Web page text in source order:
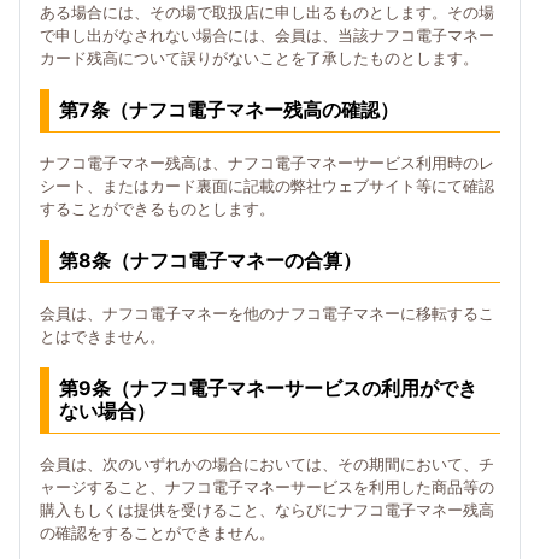
ある場合には、その場で取扱店に申し出るものとします。その場
で申し出がなされない場合には、会員は、当該ナフコ電子マネー
カード残高について誤りがないことを了承したものとします。
第7条（ナフコ電子マネー残高の確認）
ナフコ電子マネー残高は、ナフコ電子マネーサービス利用時のレ
シート、またはカード裏面に記載の弊社ウェブサイト等にて確認
することができるものとします。
第8条（ナフコ電子マネーの合算）
会員は、ナフコ電子マネーを他のナフコ電子マネーに移転するこ
とはできません。
第9条（ナフコ電子マネーサービスの利用ができ
ない場合）
会員は、次のいずれかの場合においては、その期間において、チ
ャージすること、ナフコ電子マネーサービスを利用した商品等の
購入もしくは提供を受けること、ならびにナフコ電子マネー残高
の確認をすることができません。